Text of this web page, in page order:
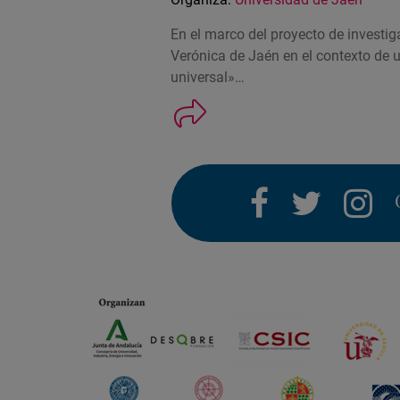
En el marco del proyecto de
Verónica de Jaén en el contexto de
universal»…
facebooktwitter